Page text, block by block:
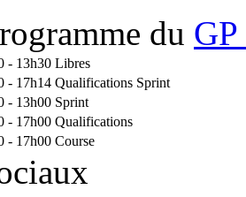
du
- 13h30 Libres
- 17h14 Qualifications Sprint
- 13h00 Sprint
- 17h00 Qualifications
- 17h00 Course